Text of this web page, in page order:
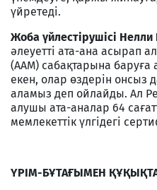
үйретеді.
Жоба үйлестірушісі Нелли
әлеуетті ата-ана асырап
(ААМ) сабақтарына
екен, олар өздерін онсыз
аламыз деп ойлайды. Ал
алушы ата-аналар 64
мемлекеттік үлгідегі
ҮРІМ-БҰТАҒЫМЕН ҚҰҚЫҚ